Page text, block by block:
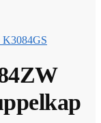
K3084GS